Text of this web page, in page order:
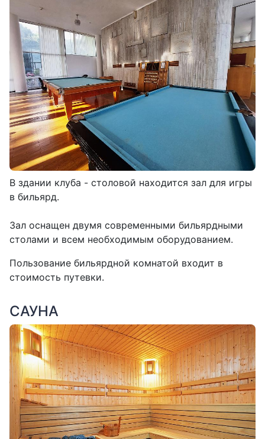
В здании клуба - столовой находится зал для игры
в бильярд.
Зал оснащен двумя современными бильярдными
столами и всем необходимым оборудованием.
Пользование бильярдной комнатой входит в
стоимость путевки.
САУНА